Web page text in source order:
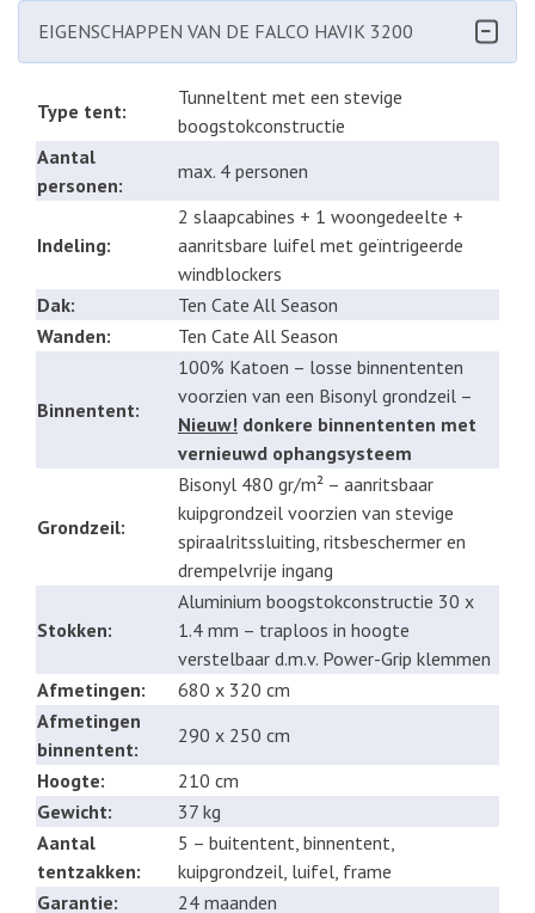
EIGENSCHAPPEN VAN DE FALCO HAVIK 3200
Type tent:
Tunneltent met een stevige
boogstokconstructie
Aantal
personen:
max. 4 personen
Indeling:
2 slaapcabines + 1 woongedeelte +
aanritsbare luifel met geïntrigeerde
windblockers
Dak:
Ten Cate All Season
Wanden:
Ten Cate All Season
Binnentent:
100% Katoen – losse binnententen
voorzien van een Bisonyl grondzeil –
Nieuw! donkere binnententen met
vernieuwd ophangsysteem
Grondzeil:
Bisonyl 480 gr/m² – aanritsbaar
kuipgrondzeil voorzien van stevige
spiraalritssluiting, ritsbeschermer en
drempelvrije ingang
Stokken:
Aluminium boogstokconstructie 30 x
1.4 mm – traploos in hoogte
verstelbaar d.m.v. Power-Grip klemmen
Afmetingen:
680 x 320 cm
Afmetingen
binnentent:
290 x 250 cm
Hoogte:
210 cm
Gewicht:
37 kg
Aantal
tentzakken:
5 – buitentent, binnentent,
kuipgrondzeil, luifel, frame
Garantie:
24 maanden